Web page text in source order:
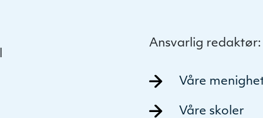
Ansvarlig redaktør:
Våre
Våre skoler